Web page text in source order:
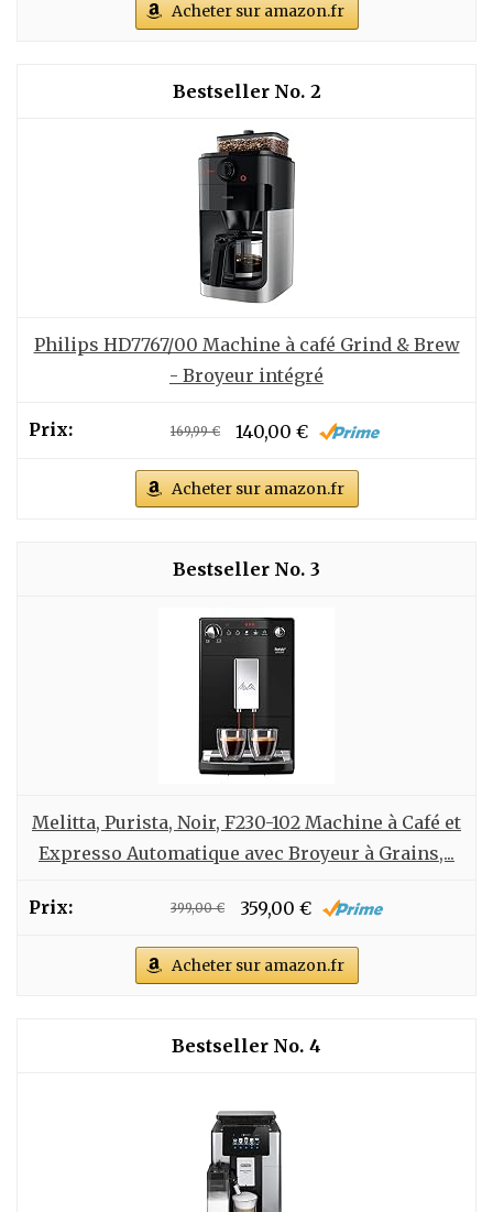
Acheter sur amazon.fr
2
Philips HD7767/00 Machine à café Grind & Brew
- Broyeur intégré
169,99 € 140,00 €
Acheter sur amazon.fr
3
Melitta, Purista, Noir, F230-102 Machine à Café et
Expresso Automatique avec Broyeur à Grains,...
399,00 € 359,00 €
Acheter sur amazon.fr
4